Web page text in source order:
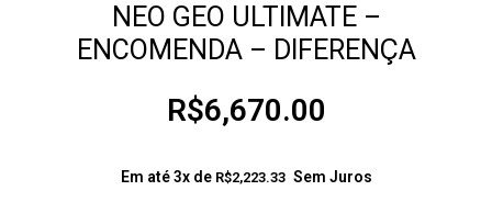
NEO GEO ULTIMATE –
ENCOMENDA – DIFERENÇA
R$6,670.00
Em até 3x de R$2,223.33 Sem Juros